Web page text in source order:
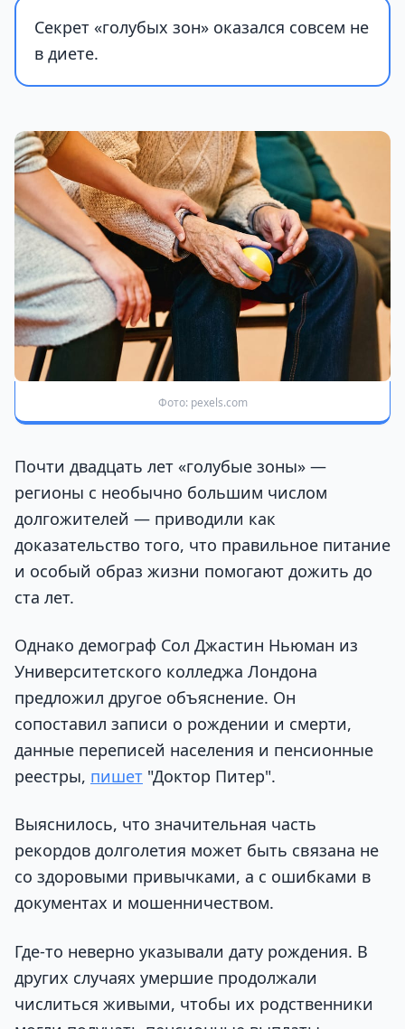
Секрет «голубых зон» оказался совсем не
в диете.
Фото: pexels.com
Почти двадцать лет «голубые зоны» —
регионы с необычно большим числом
долгожителей — приводили как
доказательство того, что правильное питание
и особый образ жизни помогают дожить до
ста лет.
Однако демограф Сол Джастин Ньюман из
Университетского колледжа Лондона
предложил другое объяснение. Он
сопоставил записи о рождении и смерти,
данные переписей населения и пенсионные
реестры, пишет "Доктор Питер".
Выяснилось, что значительная часть
рекордов долголетия может быть связана не
со здоровыми привычками, а с ошибками в
документах и мошенничеством.
Где-то неверно указывали дату рождения. В
других случаях умершие продолжали
числиться живыми, чтобы их родственники